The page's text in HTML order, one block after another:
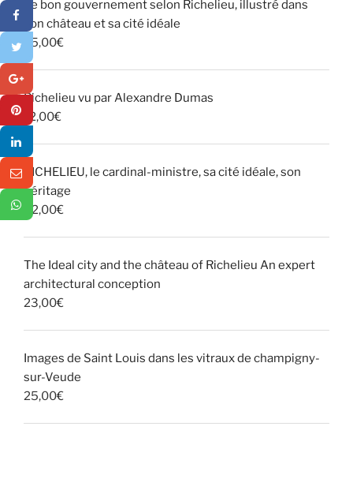
Le bon gouvernement selon Richelieu, illustré dans
son château et sa cité idéale
25,00€
Richelieu vu par Alexandre Dumas
12,00€
RICHELIEU, le cardinal-ministre, sa cité idéale, son
héritage
32,00€
The Ideal city and the château of Richelieu An expert
architectural conception
23,00€
Images de Saint Louis dans les vitraux de champigny-
sur-Veude
25,00€